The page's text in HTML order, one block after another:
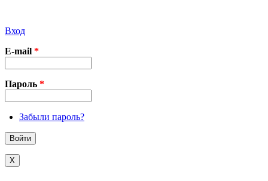
Вход
E-mail *
Пароль *
Забыли пароль?
X